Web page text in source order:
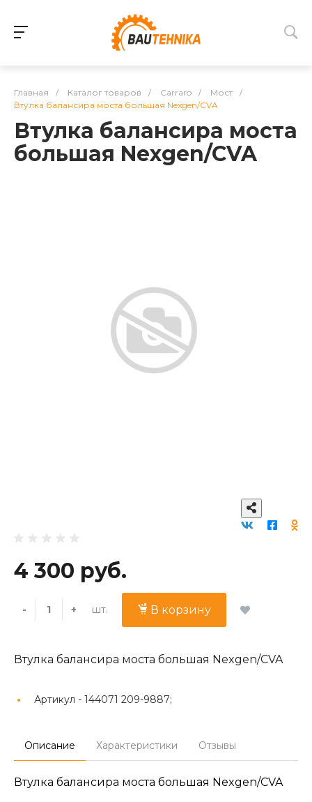
Главная / Каталог товаров / Carraro / Мост
/
Втулка балансира моста большая Nexgen/CVA
Втулка балансира моста
большая Nexgen/CVA
4 300 руб.
- + шт. В корзину
Втулка балансира моста большая Nexgen/CVA
Артикул - 144071 209-9887;
Описание Характеристики Отзывы
Втулка балансира моста большая Nexgen/CVA